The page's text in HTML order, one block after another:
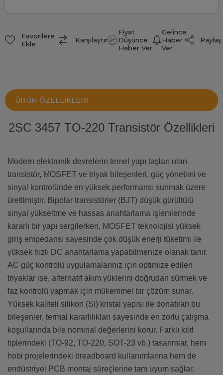
Favorilere
Ekle
Karşılaştır
Fiyat
Düşünce
Haber Ver
Gelince
Haber
Ver
Paylaş
ÜRÜN ÖZELLIKLERI
2SC 3457 TO-220 Transistör Özellikleri
Modern elektronik devrelerin temel yapı taşları olan
transistör, MOSFET ve triyak bileşenleri, güç yönetimi ve
sinyal kontrolünde en yüksek performansı sunmak üzere
üretilmiştir. Bipolar transistörler (BJT) düşük gürültülü
sinyal yükseltme ve hassas anahtarlama işlemlerinde
kararlı bir yapı sergilerken, MOSFET teknolojisi yüksek
giriş empedansı sayesinde çok düşük enerji tüketimi ile
yüksek hızlı DC anahtarlama yapabilmenize olanak tanır.
AC güç kontrolü uygulamalarınız için optimize edilen
triyaklar ise, alternatif akım yüklerini doğrudan sürmek ve
faz kontrolü yapmak için mükemmel bir çözüm sunar.
Yüksek kaliteli silikon (Si) kristal yapısı ile donatılan bu
bileşenler, termal kararlılıkları sayesinde en zorlu çalışma
koşullarında bile nominal değerlerini korur. Farklı kılıf
tiplerindeki (TO-92, TO-220, SOT-23 vb.) tasarımlar, hem
hobi projelerindeki breadboard kullanımlarına hem de
endüstriyel PCB montaj süreçlerine tam uyum sağlar.